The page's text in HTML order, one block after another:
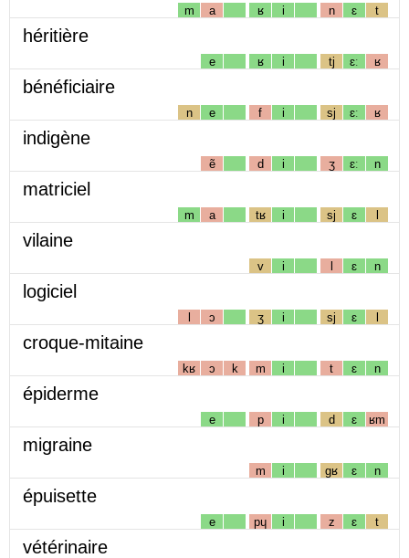
m a ʁ i n ɛ t
héritière
e ʁ i tj ɛː ʁ
bénéficiaire
n e f i sj ɛː ʁ
indigène
ẽ d i ʒ ɛː n
matriciel
m a tʁ i sj ɛ l
vilaine
v i l ɛ n
logiciel
l ɔ ʒ i sj ɛ l
croque-mitaine
kʁ ɔ k m i t ɛ n
épiderme
e p i d ɛ ʁm
migraine
m i gʁ ɛ n
épuisette
e pɥ i z ɛ t
vétérinaire